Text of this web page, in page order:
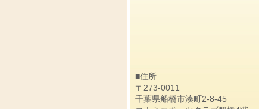
■住所
〒273-0011
千葉県船橋市湊町2-8-45